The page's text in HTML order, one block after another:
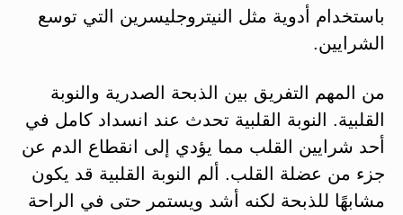
باستخدام أدوية مثل النيتروجليسرين التي توسع
الشرايين.
من المهم التفريق بين الذبحة الصدرية والنوبة
القلبية. النوبة القلبية تحدث عند انسداد كامل في
أحد شرايين القلب مما يؤدي إلى انقطاع الدم عن
جزء من عضلة القلب. ألم النوبة القلبية قد يكون
مشابهًا للذبحة لكنه أشد ويستمر حتى في الراحة